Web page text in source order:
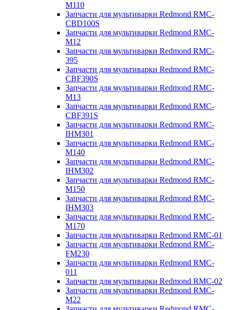
M110
Запчасти для мультиварки Redmond RMC-
CBD100S
Запчасти для мультиварки Redmond RMC-
M12
Запчасти для мультиварки Redmond RMC-
395
Запчасти для мультиварки Redmond RMC-
CBF390S
Запчасти для мультиварки Redmond RMC-
M13
Запчасти для мультиварки Redmond RMC-
CBF391S
Запчасти для мультиварки Redmond RMC-
IHM301
Запчасти для мультиварки Redmond RMC-
M140
Запчасти для мультиварки Redmond RMC-
IHM302
Запчасти для мультиварки Redmond RMC-
M150
Запчасти для мультиварки Redmond RMC-
IHM303
Запчасти для мультиварки Redmond RMC-
M170
Запчасти для мультиварки Redmond RMC-01
Запчасти для мультиварки Redmond RMC-
FM230
Запчасти для мультиварки Redmond RMC-
011
Запчасти для мультиварки Redmond RMC-02
Запчасти для мультиварки Redmond RMC-
M22